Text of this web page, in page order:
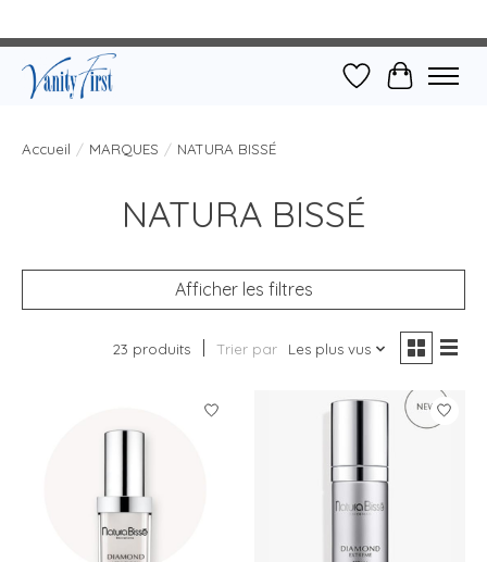
Liste dePanier
Accueil / MARQUES / NATURA BISSÉ
NATURA BISSÉ
Afficher les filtres
23 produits Trier par Les plus vus